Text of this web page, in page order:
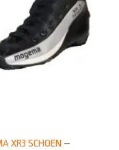
XR3 SCHOEN –